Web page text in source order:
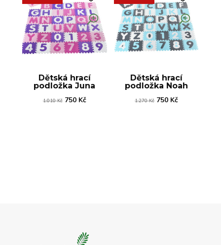
Dětská hrací
podložka Juna
1.010Kč Původní
750 KčAktuální
Dětská hrací
podložka Noah
1.270Kč Původní
750 KčAktuální